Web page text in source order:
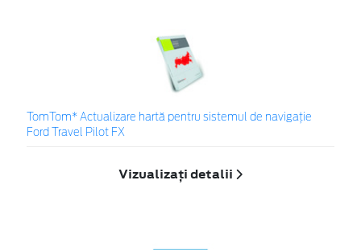
TomTom* Actualizare hartă pentru sistemul de navigație
Ford Travel Pilot FX
Vizualizați detalii